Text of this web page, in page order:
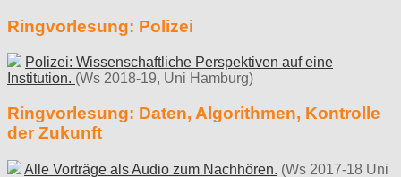
Ringvorlesung: Polizei
Polizei: Wissenschaftliche Perspektiven auf eine
Institution. (Ws 2018-19, Uni Hamburg)
Ringvorlesung: Daten, Algorithmen, Kontrolle
der Zukunft
Alle Vorträge als Audio zum Nachhören. (Ws 2017-18 Uni